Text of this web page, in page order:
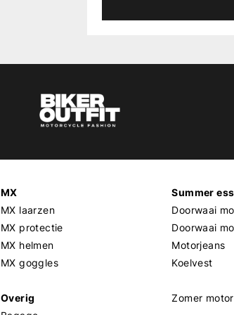
MX
MX laarzen
MX protectie
MX helmen
MX goggles
Overig
Summer
Doorwaai
Doorwaai
Motorjeans
Koelvest
Zomer